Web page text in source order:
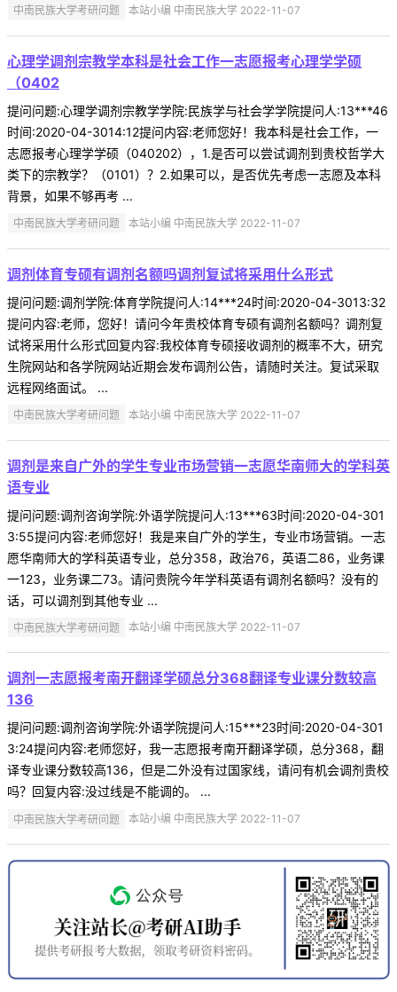
中南民族大学考研问题 本站小编 中南民族大学 2022-11-07
心理学调剂宗教学本科是社会工作一志愿报考心理学学硕
（0402
提问问题:心理学调剂宗教学学院:民族学与社会学学院提问人:13***46
时间:2020-04-3014:12提问内容:老师您好！我本科是社会工作，一
志愿报考心理学学硕（040202），1.是否可以尝试调剂到贵校哲学大
类下的宗教学？（0101）？2.如果可以，是否优先考虑一志愿及本科
背景，如果不够再考 ...
中南民族大学考研问题 本站小编 中南民族大学 2022-11-07
调剂体育专硕有调剂名额吗调剂复试将采用什么形式
提问问题:调剂学院:体育学院提问人:14***24时间:2020-04-3013:32
提问内容:老师，您好！请问今年贵校体育专硕有调剂名额吗？调剂复
试将采用什么形式回复内容:我校体育专硕接收调剂的概率不大，研究
生院网站和各学院网站近期会发布调剂公告，请随时关注。复试采取
远程网络面试。 ...
中南民族大学考研问题 本站小编 中南民族大学 2022-11-07
调剂是来自广外的学生专业市场营销一志愿华南师大的学科英
语专业
提问问题:调剂咨询学院:外语学院提问人:13***63时间:2020-04-301
3:55提问内容:老师您好！我是来自广外的学生，专业市场营销。一志
愿华南师大的学科英语专业，总分358，政治76，英语二86，业务课
一123，业务课二73。请问贵院今年学科英语有调剂名额吗？没有的
话，可以调剂到其他专业 ...
中南民族大学考研问题 本站小编 中南民族大学 2022-11-07
调剂一志愿报考南开翻译学硕总分368翻译专业课分数较高
136
提问问题:调剂咨询学院:外语学院提问人:15***23时间:2020-04-301
3:24提问内容:老师您好，我一志愿报考南开翻译学硕，总分368，翻
译专业课分数较高136，但是二外没有过国家线，请问有机会调剂贵校
吗？回复内容:没过线是不能调的。 ...
中南民族大学考研问题 本站小编 中南民族大学 2022-11-07